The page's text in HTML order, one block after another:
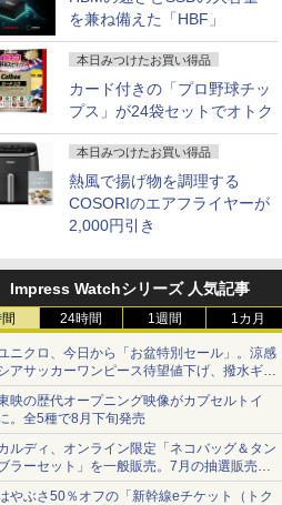
を兼ね備えた「HBF」
本日みつけたお買い得品
カード付きの「プロ野球チッ
プス」が24袋セットでオトク
本日みつけたお買い得品
熱風で揚げ物を調理する
COSORIのエアフライヤーが
2,000円引き
Impress Watchシリーズ 人気記事
24時間 1週間 1カ月
ニクロ、今日から「お盆特別セール」。涼感
アサッカーワンピース待望値下げ、撥水ギア
ョーツは1990円に
映の歴代オープニング映像がカプセルトイ
。全5種で8月下旬発売
ルディ、オンライン限定「ネコバッグ＆タン
ラーセット」を一般販売。7月の抽選販売の
選無効分
やぶさ50％オフの「新幹線eチケット（トク